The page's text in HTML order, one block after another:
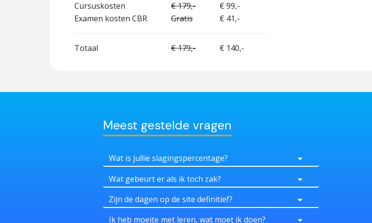
Cursuskosten
€ 179,-
€ 99,-
Examen kosten CBR
Gratis € 41,-
Totaal € 179,- € 140,-
Meest gestelde vragen
Wat is jullie slagingspercentage?
Wat gebeurt er als ik toch zak?
Zijn de dagen op de site definitief?
Ik heb moeite met leren, wat moet ik doen?